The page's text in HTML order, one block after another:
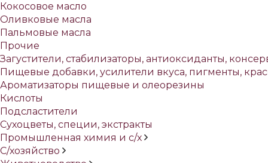
Кокосовое масло
Оливковые масла
Пальмовые масла
Прочие
Загустители, стабилизаторы, антиоксиданты,
Пищевые добавки, усилители вкуса, пигменты,
Ароматизаторы пищевые и олеорезины
Кислоты
Подсластители
Сухоцветы, специи, экстракты
Промышленная химия и с/х
С/хозяйство